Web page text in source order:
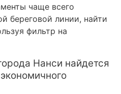
чаще всего
береговой линии, найти
фильтр на
Нанси найдется